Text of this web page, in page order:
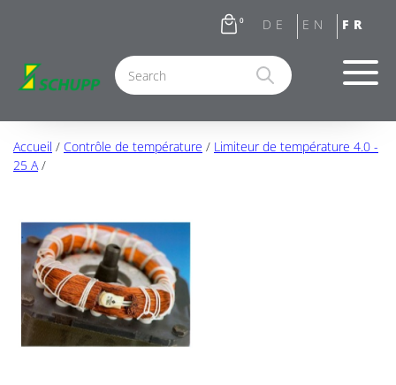
0
Accueil / Contrôle de température / Limiteur de température 4.0 -
25 A/